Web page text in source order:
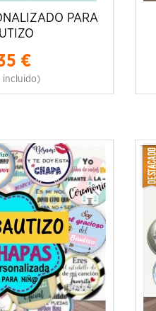
PARA
€
incluido)